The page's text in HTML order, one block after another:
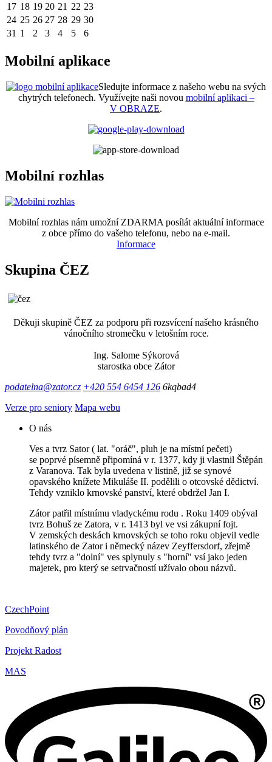
17 18 19 20 21 22 23
24 25 26 27 28 29 30
31 1 2 3 4 5 6
Mobilní aplikace
Sledujte informace z našeho webu na svých
chytrých telefonech. Využívejte naši novou mobilní aplikaci –
V OBRAZE.
Mobilní rozhlas
Mobilní rozhlas nám umožní ZDARMA posílát aktuální informace
z obce přímo do vašeho telefonu, nebo na e-mail.
Informace
Skupina ČEZ
Děkuji skupině ČEZ za podporu při rozsvícení našeho krásného
vánočního stromečku v letošním roce.
Ing. Salome Sýkorová
starostka obce Zátor
podatelna@zator.cz +420 554 6454 126 6kqbad4
Verze pro seniory Mapa webu
O nás
Ves a tvrz Sator ( lat. "oráč", pluh je na místní pečeti)
se poprvé písemně připomíná v r. 1377, kdy ji vlastnil Štěpán
z Varanova. Tak byla uvedena v listině, již se synové
opavského knížete Mikuláše II. podělili o otcovské dědictví.
Tehdy vzniklo krnovské panství, které obdržel Jan I.
Zátor patřil místnímu vladyckému rodu . Roku 1409 obýval
tvrz Bohuš ze Zatora, v r. 1413 byl ve vsi zákupní fojt.
V zemských deskách krnovských se toho roku objevil vedle
latinského de Zator i německý název Zeyffersdorf, zřejmě
tehdy tvrz a "dolní" ves splynuly s "horní" vsí jako jeden
majetek, pro který se setrvačností užívalo obou názvů.
CzechPoint
Povodňový plán
Projekt Radost
MAS